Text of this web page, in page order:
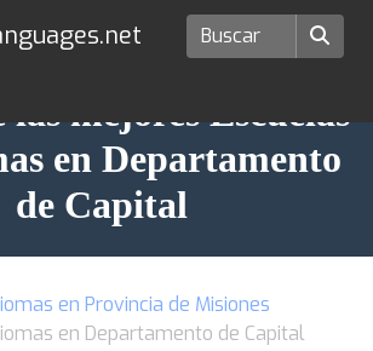
las mejores Escuelas
en Departamento
de Capital
en Provincia de Misiones
en Departamento de Capital